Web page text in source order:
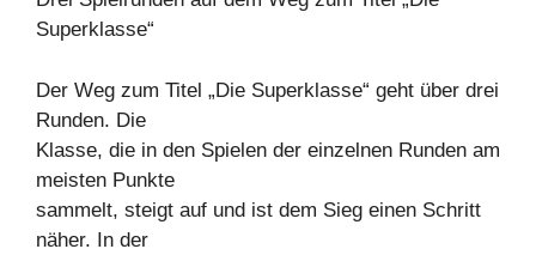
Superklasse“
Der Weg zum Titel „Die Superklasse“ geht über drei
Runden. Die
Klasse, die in den Spielen der einzelnen Runden am
meisten Punkte
sammelt, steigt auf und ist dem Sieg einen Schritt
näher. In der